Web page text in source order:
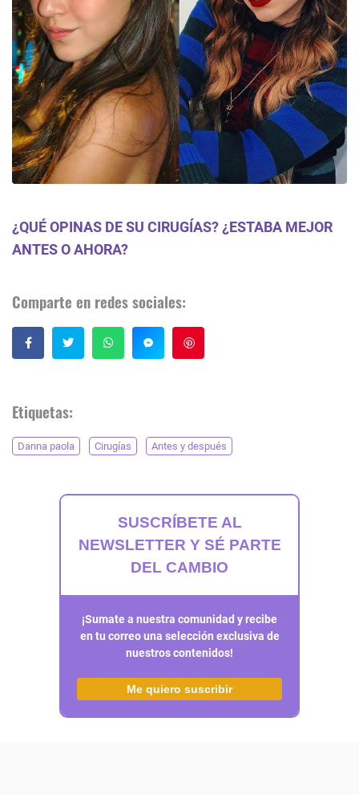
¿QUÉ OPINAS DE SU CIRUGÍAS? ¿ESTABA MEJOR
ANTES O AHORA?
Comparte en redes sociales:
Etiquetas:
Danna paola Cirugías Antes y después
SUSCRÍBETE AL
NEWSLETTER Y SÉ PARTE
DEL CAMBIO
¡Sumate a nuestra comunidad y recibe
en tu correo una selección exclusiva de
nuestros contenidos!
Me quiero suscribir